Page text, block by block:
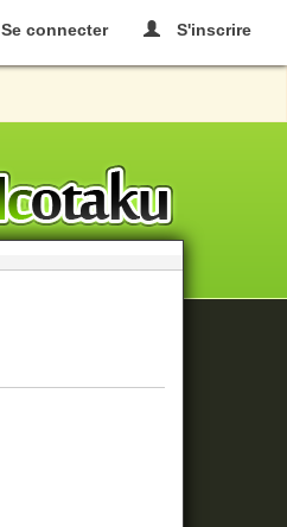
Se connecter S'inscrire